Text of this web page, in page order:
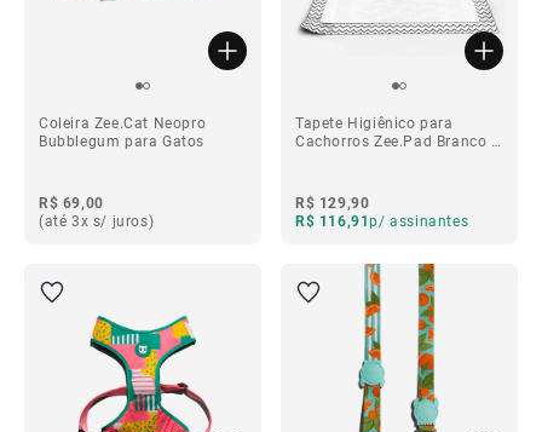
Coleira Zee.Cat Neopro
Bubblegum para Gatos
R$ 69,00
(até 3x s/ juros)
Tapete Higiênico para
Cachorros Zee.Pad Branco -
R$ 129,90
R$ 116,91p/ assinantes